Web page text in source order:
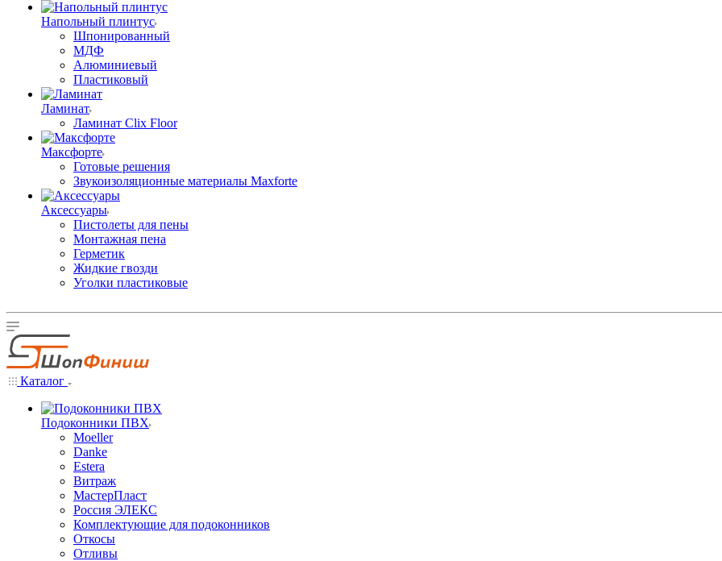
Напольный плинтус
Шпонированный
МДФ
Алюминиевый
Пластиковый
Ламинат
Ламинат Clix Floor
Максфорте
Готовые решения
Звукоизоляционные материалы Maxforte
Аксессуары
Пистолеты для пены
Монтажная пена
Герметик
Жидкие гвозди
Уголки пластиковые
Каталог
Подоконники ПВХ
Moeller
Danke
Estera
Витраж
МастерПласт
Россия ЭЛЕКС
Комплектующие для подоконников
Откосы
Отливы